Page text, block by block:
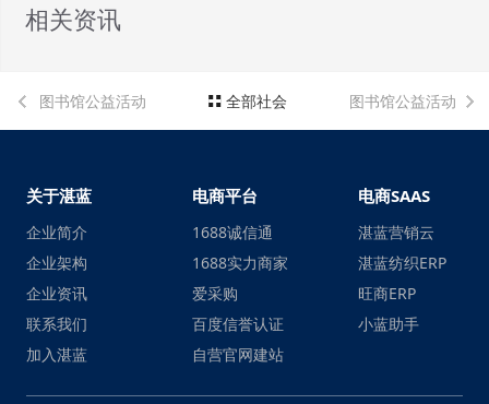
相关资讯
图书馆公益活动 全部社会 图书馆公益活动
关于湛蓝
企业简介
企业架构
企业资讯
联系我们
加入湛蓝
电商平台
1688诚信通
1688实力商家
爱采购
百度信誉认证
自营官网建站
电商SAAS
湛蓝营销云
湛蓝纺织ERP
旺商ERP
小蓝助手